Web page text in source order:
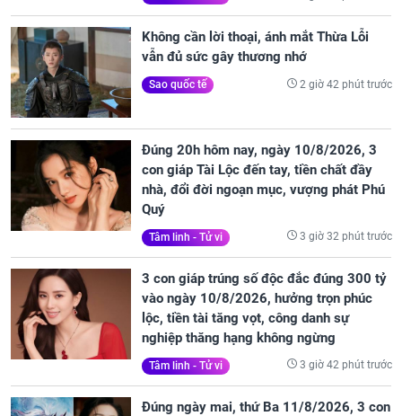
Không cần lời thoại, ánh mắt Thừa Lỗi
vẫn đủ sức gây thương nhớ
Sao quốc tế 2 giờ 42 phút trước
Đúng 20h hôm nay, ngày 10/8/2026, 3
con giáp Tài Lộc đến tay, tiền chất đầy
nhà, đổi đời ngoạn mục, vượng phát Phú
Quý
Tâm linh - Tử vi 3 giờ 32 phút trước
3 con giáp trúng số độc đắc đúng 300 tỷ
vào ngày 10/8/2026, hưởng trọn phúc
lộc, tiền tài tăng vọt, công danh sự
nghiệp thăng hạng không ngừng
Tâm linh - Tử vi 3 giờ 42 phút trước
Đúng ngày mai, thứ Ba 11/8/2026, 3 con